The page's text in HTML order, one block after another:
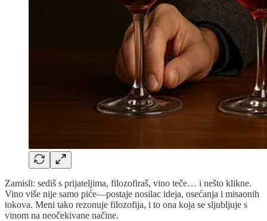
Zamisli: sediš s prijateljima, filozofiraš, vino teče… i nešto klikne.
Vino više nije samo piće—postaje nosilac ideja, osećanja i misaonih
tokova. Meni tako rezonuje filozofija, i to ona koja se sljubljuje s
vinom na neočekivane načine.